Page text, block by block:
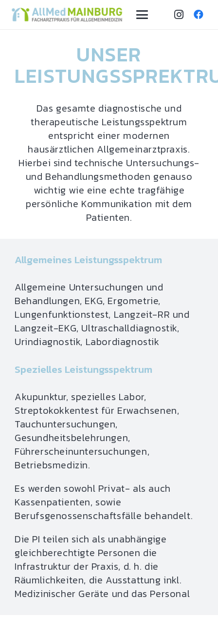
UNSER
Das gesamte diagnostische und
therapeutische Leistungsspektrum
entspricht einer modernen
hausärztlichen Allgemeinarztpraxis.
Hierbei sind technische Untersuchungs-
und Behandlungsmethoden genauso
wichtig wie eine echte tragfähige
persönliche Kommunikation mit dem
Patienten.
Allgemeines Leistungsspektrum
Allgemeine Untersuchungen und
Behandlungen, EKG, Ergometrie,
Lungenfunktionstest, Langzeit-RR und
Langzeit-EKG, Ultraschalldiagnostik,
Urindiagnostik, Labordiagnostik
Spezielles Leistungsspektrum
Akupunktur, spezielles Labor,
Streptokokkentest für Erwachsenen,
Tauchuntersuchungen,
Gesundheitsbelehrungen,
Führerscheinuntersuchungen,
Betriebsmedizin.
Es werden sowohl Privat- als auch
Kassenpatienten, sowie
Berufsgenossenschaftsfälle behandelt.
Die PI teilen sich als unabhängige
gleichberechtigte Personen die
Infrastruktur der Praxis, d. h. die
Räumlichkeiten, die Ausstattung inkl.
Medizinischer Geräte und das Personal